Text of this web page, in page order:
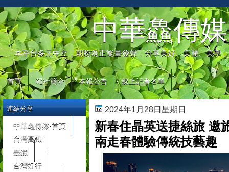
中華鱻傳媒
本平台多元中立，期盼為正能量發聲，分享美好、美麗、美學
首頁 報社簡介 本報公告 線上記者名單
2024年1月28日星期日
新春住晶英送捷絲旅 邀
南走春體驗傳統技藝趣
連結分享
中華鱻傳媒-首頁
台灣高鐵
臺鐵
台灣好行